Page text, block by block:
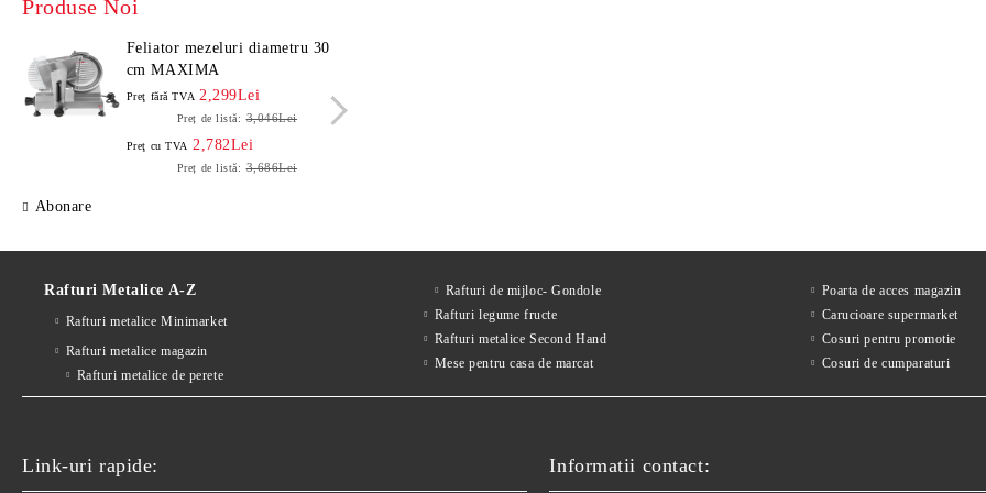
Produse Noi
Feliator mezeluri diametru 30
cm MAXIMA
Preţ fără TVA 2,299Lei
Preț de listă: 3,046Lei
Preţ cu TVA 2,782Lei
Preț de listă: 3,686Lei
Abonare
Rafturi Metalice A-Z
Rafturi metalice Minimarket
Rafturi metalice magazin
Rafturi metalice de perete
Rafturi de mijloc- Gondole
Rafturi legume fructe
Rafturi metalice Second Hand
Mese pentru casa de marcat
Poarta de acces magazin
Carucioare supermarket
Cosuri pentru promotie
Cosuri de cumparaturi
Link-uri rapide:
Informatii contact: